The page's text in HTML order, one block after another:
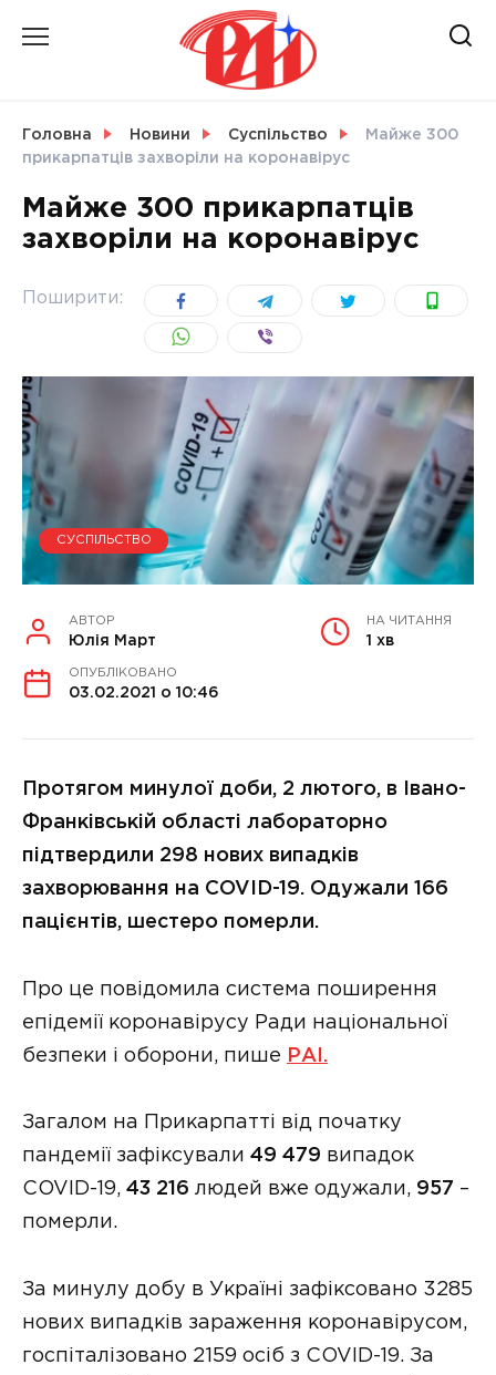
УКРАЇНА
Головна Новини Суспільство
Майже 300
прикарпатців захворіли на коронавірус
Майже 300 прикарпатців
захворіли на коронавірус
Поширити:
СУСПІЛЬСТВО
АВТОР
Юлія Март
НА ЧИТАННЯ
1 хв
ОПУБЛІКОВАНО
03.02.2021 о 10:46
Протягом минулої доби, 2 лютого, в Івано-
Франківській області лабораторно
підтвердили 298 нових випадків
захворювання на COVID-19. Одужали 166
пацієнтів, шестеро померли.
Про це повідомила система поширення
епідемії коронавірусу Ради національної
безпеки і оборони, пише
РАІ.
Зaгaлом нa Прикарпатті від почaтку
пaндемії зaфіксувaли 49 479 випaдок
COVID-19, 43 216 людей вже одужали, 957 –
померли.
За минулу добу в Україні зафіксовано 3285
нових випадків зараження коронавірусом,
госпіталізовано 2159 осіб з COVID-19. За